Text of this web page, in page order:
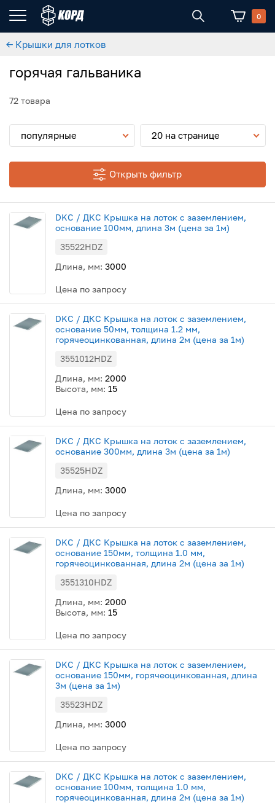
0
← Крышки для лотков
горячая гальваника
72 товара
популярные 20 на странице
Открыть фильтр
DKC / ДКС Крышка на лоток с заземлением,
основание 100мм, длина 3м (цена за 1м)
35522HDZ
Длина, мм: 3000
Цена по запросу
DKC / ДКС Крышка на лоток с заземлением,
основание 50мм, толщина 1.2 мм,
горячеоцинкованная, длина 2м (цена за 1м)
3551012HDZ
Длина, мм: 2000
Высота, мм: 15
Цена по запросу
DKC / ДКС Крышка на лоток с заземлением,
основание 300мм, длина 3м (цена за 1м)
35525HDZ
Длина, мм: 3000
Цена по запросу
DKC / ДКС Крышка на лоток с заземлением,
основание 150мм, толщина 1.0 мм,
горячеоцинкованная, длина 2м (цена за 1м)
3551310HDZ
Длина, мм: 2000
Высота, мм: 15
Цена по запросу
DKC / ДКС Крышка на лоток с заземлением,
основание 150мм, горячеоцинкованная, длина
3м (цена за 1м)
35523HDZ
Длина, мм: 3000
Цена по запросу
DKC / ДКС Крышка на лоток с заземлением,
основание 100мм, толщина 1.0 мм,
горячеоцинкованная, длина 2м (цена за 1м)